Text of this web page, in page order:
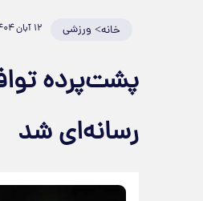
خانه> ورزشی ۱۲ آبان ۱۴۰۴
پشت‌پرده
رسانه‌ای شد